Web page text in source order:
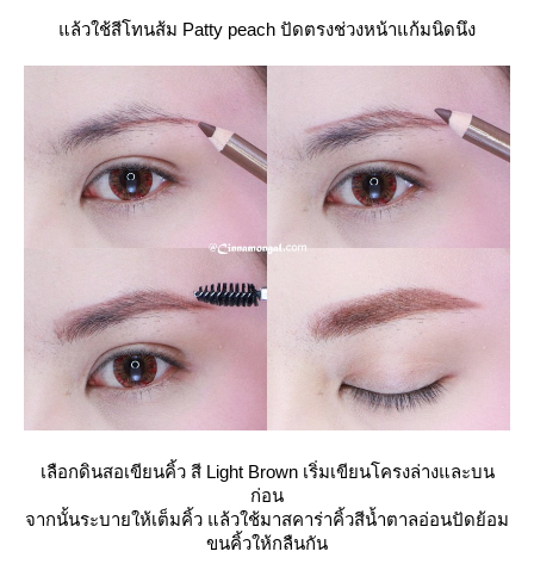
ล้วใช้สีโทนส้ม Patty peach ปัดตรงช่วงหน้าแก้มนิดนึง
เลือกดินสอเขียนคิ้ว สี Light Brown เริ่มเขียนโครงล่างและบน
ก่อน
จากนั้นระบายให้เต็มคิ้ว แล้วใช้มาสคาร่าคิ้วสีน้ำตาลอ่อนปัดย้อม
ขนคิ้วให้กลืนกัน